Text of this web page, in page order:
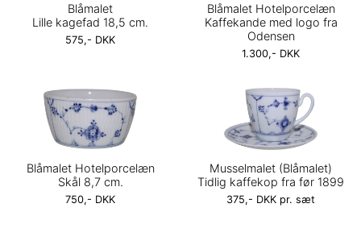
Blåmalet
Lille kagefad 18,5 cm.
575,- DKK
Blåmalet Hotelporcelæn
Kaffekande med logo fra
Odensen
1.300,- DKK
Blåmalet Hotelporcelæn
Skål 8,7 cm.
750,- DKK
Musselmalet (Blåmalet)
Tidlig kaffekop fra før 1899
375,- DKK pr. sæt